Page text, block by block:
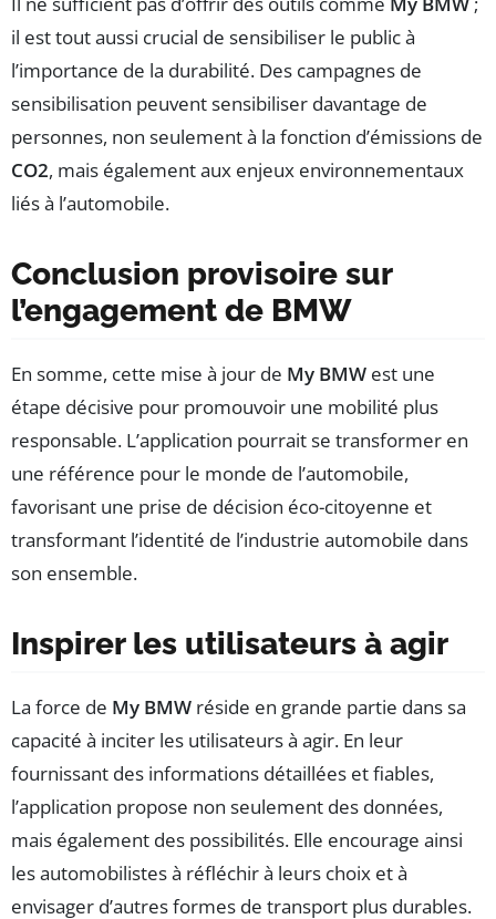
il est tout aussi crucial de sensibiliser le public à
l’importance de la durabilité. Des campagnes de
sensibilisation peuvent sensibiliser davantage de
personnes, non seulement à la fonction d’émissions de
CO2, mais également aux enjeux environnementaux
liés à l’automobile.
Conclusion provisoire sur
l’engagement de BMW
En somme, cette mise à jour de My BMW est une
étape décisive pour promouvoir une mobilité plus
responsable. L’application pourrait se transformer en
une référence pour le monde de l’automobile,
favorisant une prise de décision éco-citoyenne et
transformant l’identité de l’industrie automobile dans
son ensemble.
Inspirer les utilisateurs à agir
La force de My BMW réside en grande partie dans sa
capacité à inciter les utilisateurs à agir. En leur
fournissant des informations détaillées et fiables,
l’application propose non seulement des données,
mais également des possibilités. Elle encourage ainsi
les automobilistes à réfléchir à leurs choix et à
envisager d’autres formes de transport plus durables.